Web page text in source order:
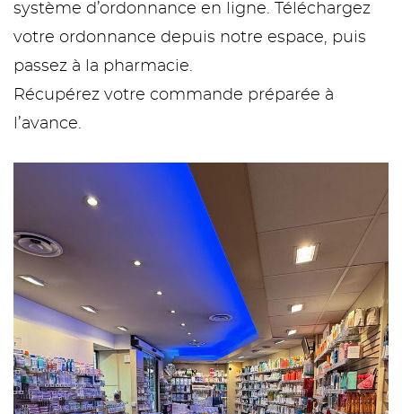
système d’ordonnance en ligne. Téléchargez
votre ordonnance depuis notre espace, puis
passez à la pharmacie.
Récupérez votre commande préparée à
l’avance.